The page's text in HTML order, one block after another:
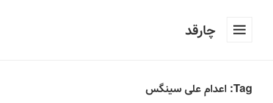
چارقد
Tag: اعدام علی سینگس